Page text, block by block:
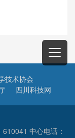
技术协会
四川科技网
中心电话：